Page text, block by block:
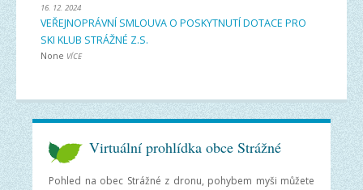
16. 12. 2024
VEŘEJNOPRÁVNÍ SMLOUVA O POSKYTNUTÍ DOTACE PRO
SKI KLUB STRÁŽNÉ Z.S.
None VÍCE
Virtuální prohlídka obce Strážné
Pohled na obec Strážné z dronu, pohybem myši můžete